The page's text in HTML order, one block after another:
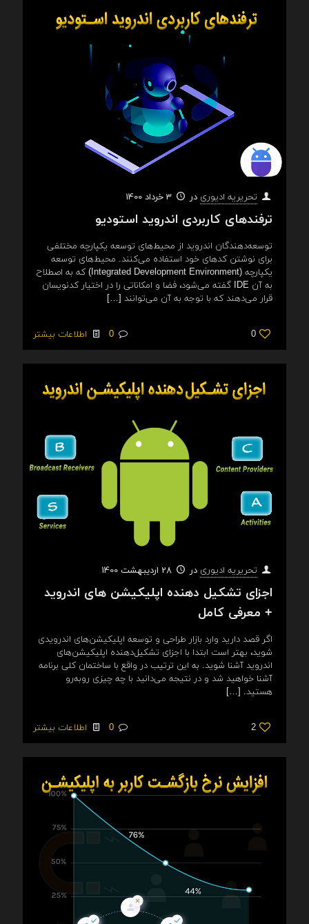
تحریریه ادیوری در 3 خرداد 1400
ترفندهای کاربردی اندروید استودیو
توسعه‌دهندگان اندروید از محیط‌های توسعه‌ یکپارچه‌ مختلفی
برای نوشتن کدهای خود استفاده می‌کنند. محیط‌های توسعه‌
یکپارچه (Integrated Development Environment) که به اصطلاح
به آن IDE گفته می‌شود، فضا و امکاناتی را در اختیار کدنویسان
قرار می‌دهند که با توجه به آن می‌توانند […]
0
0 اطلاعات بیشتر
تحریریه ادیوری در 28 اردیبهشت 1400
اجزای تشکیل دهنده اپلیکیشن های اندروید
+ معرفی کامل
اگر قصد دارید وارد بازار طراحی و توسعه اپلیکیشن‌های اندرویدی
شوید، بهتر است ابتدا با اجزای تشکیل‌دهنده اپلیکیشن‌های
اندروید آشنا شوید. به این ترتیب در واقع با ساختمان کلی برنامه
آشنا خواهید شد و در نتیجه می‌دانید با چه چیزی روبه‌رو
هستید. […]
2
0 اطلاعات بیشتر